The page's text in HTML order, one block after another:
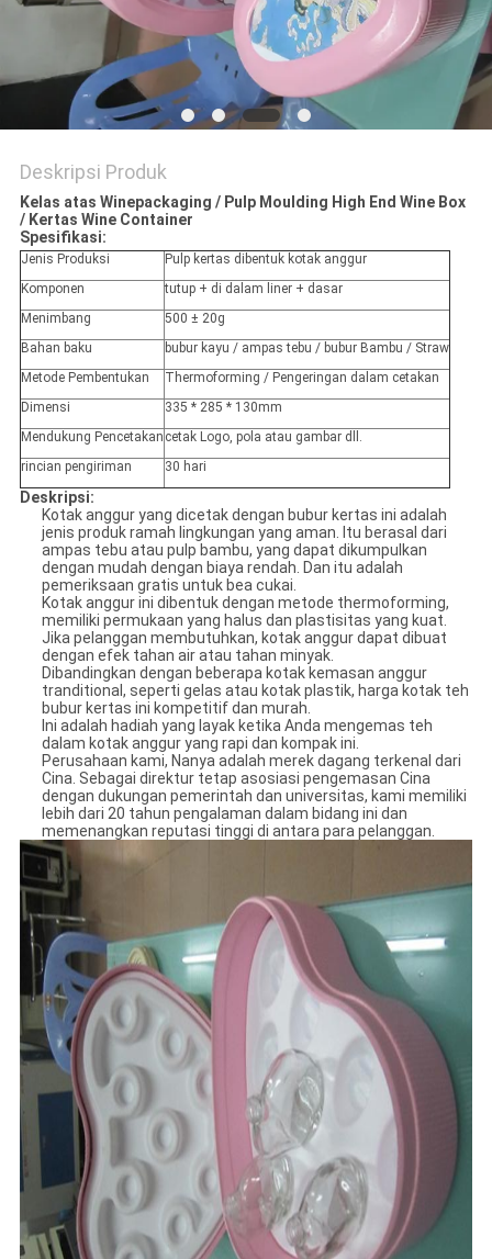
Deskripsi Produk
Kelas atas Winepackaging / Pulp Moulding High End Wine Box
/ Kertas Wine Container
Spesifikasi:
Jenis Produksi
Pulp kertas dibentuk kotak anggur
Komponen
tutup + di dalam liner + dasar
Menimbang
500 ± 20g
Bahan baku
bubur kayu / ampas tebu / bubur Bambu / Straw
Metode Pembentukan
Thermoforming / Pengeringan dalam cetakan
Dimensi
335 * 285 * 130mm
Mendukung Pencetakan cetak Logo, pola atau gambar dll.
rincian pengiriman
30 hari
Deskripsi:
Kotak anggur yang dicetak dengan bubur kertas ini adalah
jenis produk ramah lingkungan yang aman. Itu berasal dari
ampas tebu atau pulp bambu, yang dapat dikumpulkan
dengan mudah dengan biaya rendah. Dan itu adalah
pemeriksaan gratis untuk bea cukai.
Kotak anggur ini dibentuk dengan metode thermoforming,
memiliki permukaan yang halus dan plastisitas yang kuat.
Jika pelanggan membutuhkan, kotak anggur dapat dibuat
dengan efek tahan air atau tahan minyak.
Dibandingkan dengan beberapa kotak kemasan anggur
tranditional, seperti gelas atau kotak plastik, harga kotak teh
bubur kertas ini kompetitif dan murah.
Ini adalah hadiah yang layak ketika Anda mengemas teh
dalam kotak anggur yang rapi dan kompak ini.
Perusahaan kami, Nanya adalah merek dagang terkenal dari
Cina. Sebagai direktur tetap asosiasi pengemasan Cina
dengan dukungan pemerintah dan universitas, kami memiliki
lebih dari 20 tahun pengalaman dalam bidang ini dan
memenangkan reputasi tinggi di antara para pelanggan.